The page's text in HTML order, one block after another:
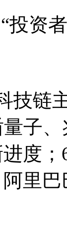
资者
链主
子
度
里